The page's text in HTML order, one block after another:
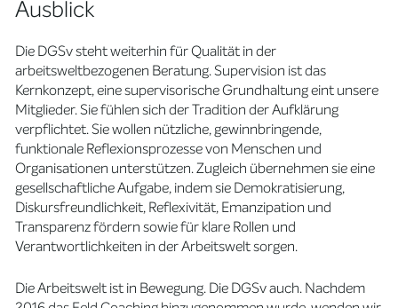
Ausblick
Die DGSv steht weiterhin für Qualität in der
arbeitsweltbezogenen Beratung. Supervision ist das
Kernkonzept, eine supervisorische Grundhaltung eint unsere
Mitglieder. Sie fühlen sich der Tradition der Aufklärung
verpflichtet. Sie wollen nützliche, gewinnbringende,
funktionale Reflexionsprozesse von Menschen und
Organisationen unterstützen. Zugleich übernehmen sie eine
gesellschaftliche Aufgabe, indem sie Demokratisierung,
Diskursfreundlichkeit, Reflexivität, Emanzipation und
Transparenz fördern sowie für klare Rollen und
Verantwortlichkeiten in der Arbeitswelt sorgen.
Die Arbeitswelt ist in Bewegung. Die DGSv auch. Nachdem